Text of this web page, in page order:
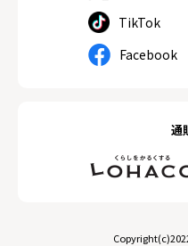
TikTok
Facebook
通